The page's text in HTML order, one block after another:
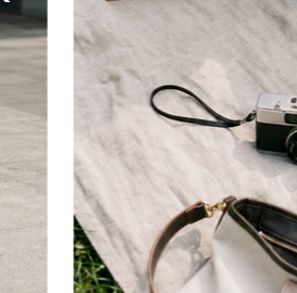
핏이 다른
남성팬츠
핏 하나로 완성되는
남자의 하루